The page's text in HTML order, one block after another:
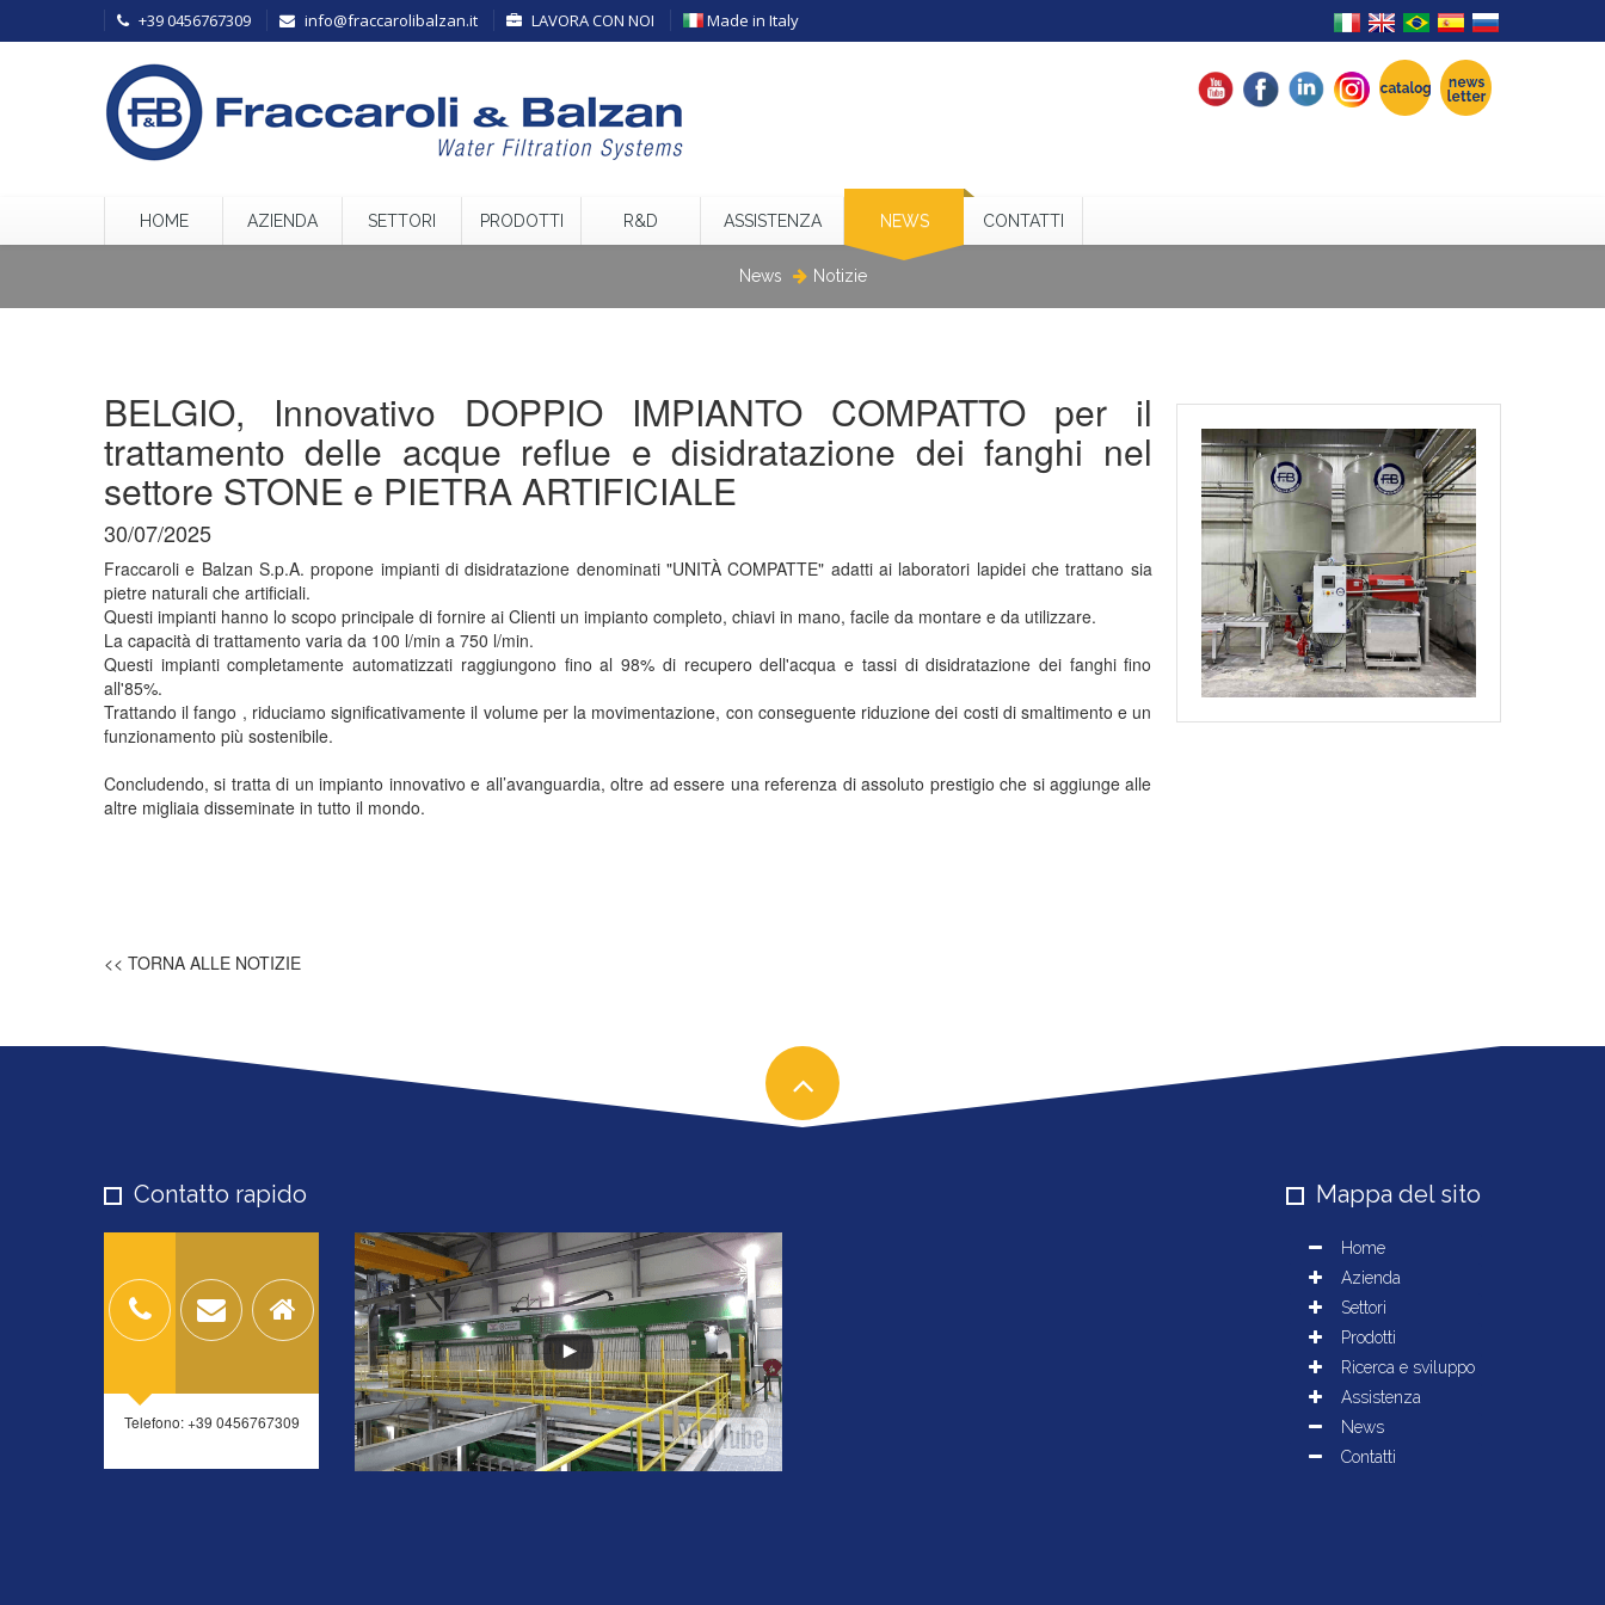
+39 0456767309 info@fraccarolibalzan.it LAVORA CON NOI Made in Italy
HOME AZIENDA SETTORI PRODOTTI R&D ASSISTENZA NEWS CONTATTI
News Notizie
BELGIO, Innovativo DOPPIO IMPIANTO COMPATTO per il
trattamento delle acque reflue e disidratazione dei fanghi nel
settore STONE e PIETRA ARTIFICIALE
30/07/2025
Fraccaroli e Balzan S.p.A. propone impianti di disidratazione denominati "UNITÀ COMPATTE" adatti ai laboratori lapidei che trattano sia
pietre naturali che artificiali.
Questi impianti hanno lo scopo principale di fornire ai Clienti un impianto completo, chiavi in ​​mano, facile da montare e da utilizzare.
La capacità di trattamento varia da 100 l/min a 750 l/min.
Questi impianti completamente automatizzati raggiungono fino al 98% di recupero dell'acqua e tassi di disidratazione dei fanghi fino
all'85%.
Trattando il fango , riduciamo significativamente il volume per la movimentazione, con conseguente riduzione dei costi di smaltimento e un
funzionamento più sostenibile.
Concludendo, si tratta di un impianto innovativo e all’avanguardia, oltre ad essere una referenza di assoluto prestigio che si aggiunge alle
altre migliaia disseminate in tutto il mondo.
<< TORNA ALLE NOTIZIE
Contatto rapido
Telefono: +39 0456767309
Mappa del sito